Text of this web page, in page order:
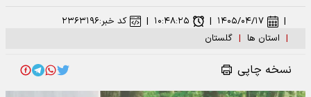
| استان ها | گلستان
| ۱۴۰۵/۰۴/۱۷ | ۱۰:۴۸:۲۵ | کد خبر:۲۳۶۳۱۹۶
نسخه چاپی